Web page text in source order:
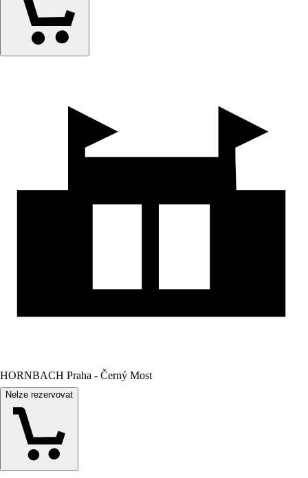
HORNBACH Praha - Černý Most
Nelze rezervovat